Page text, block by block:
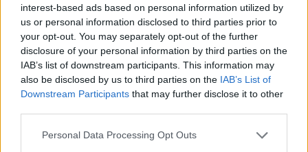
interest-based ads based on personal information utilized by
us or personal information disclosed to third parties prior to
your opt-out. You may separately opt-out of the further
disclosure of your personal information by third parties on the
IAB’s list of downstream participants. This information may
also be disclosed by us to third parties on the IAB’s List of
Downstream Participants that may further disclose it to other
Personal Data Processing Opt Outs
annyit közöltek, hogy tudnak az új beruházásról, azonban a
részleteket nem hozhatják nyilvánosságra. A családi
tulajdonban lévő cég a magyar piacon nem számít
ismeretlennek, a világ 58 országában működő 36 ezer főt
foglalkoztató cégnek van Budapesten, Kecskeméten...
KEDVES OLVASÓNK!
A keresett cikk a portfolio.hu hírarchívumához